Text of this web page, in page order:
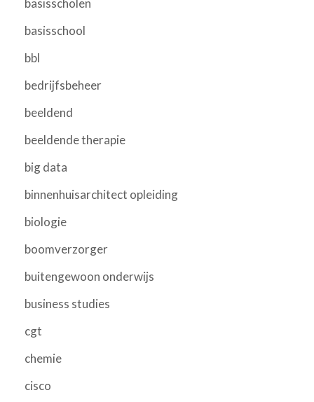
basisscholen
basisschool
bbl
bedrijfsbeheer
beeldend
beeldende therapie
big data
binnenhuisarchitect opleiding
biologie
boomverzorger
buitengewoon onderwijs
business studies
cgt
chemie
cisco